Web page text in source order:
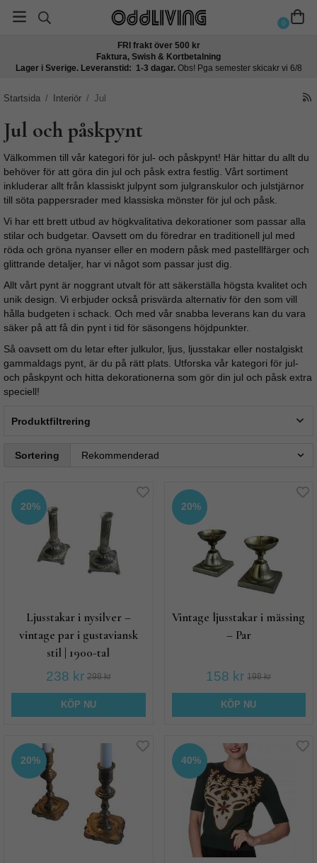
0
FRI frakt över 500 kr
Faktura, Swish & Kortbetalning
Lager i Sverige. Leveranstid: 1-3 dagar. Obs! Pga semester skicakr vi 6/8
Startsida / Interiör / Jul
Jul och påskpynt
Välkommen till vår kategori för jul- och påskpynt! Här hittar du allt du
behöver för att göra din jul och påsk extra festlig. Vårt sortiment
inkluderar allt från klassiskt julpynt som julgranskulor och julstjärnor
till söta pappersrader med klassiska mönster för jul och påsk.
Vi har ett brett utbud av högkvalitativa dekorationer som passar alla
stilar och budgetar. Oavsett om du föredrar en traditionell jul med
röda och gröna nyanser eller en modern påsk med pastellfärger och
glittrande detaljer, har vi något som passar just dig.
Allt vårt pynt är noggrant utvalt för att säkerställa högsta kvalitet och
unik design. Vi erbjuder också prisvärda alternativ för den som vill
hålla budgeten i schack. Och med vår snabba leverans kan du vara
säker på att få din pynt i tid för säsongens höjdpunkter.
Så oavsett om du letar efter julkulor, ljus, ljusstakar eller nostalgiskt
gammaldags pynt, är du på rätt plats. Utforska vår kategori för jul-
och påskpynt och hitta dekorationerna som gör din jul och påsk extra
speciell!
Produktfiltrering
Sortering
20%
Ljusstakar i nysilver –
vintage par i gustaviansk
stil | 1900-tal
238 kr 298 kr
KÖP NU
20%
Vintage ljusstakar i mässing
– Par
158 kr 198 kr
KÖP NU
20% 40%